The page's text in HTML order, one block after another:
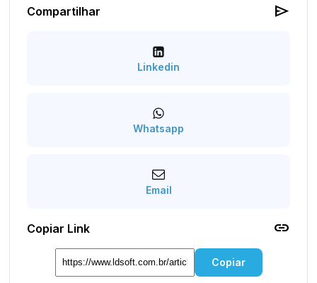
Compartilhar send
Linkedin
Whatsapp
Email
Copiar Link link
Copiar